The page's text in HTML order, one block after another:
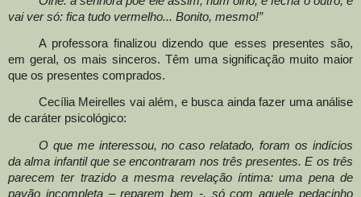
vai ver só: fica tudo vermelho... Bonito, mesmo!”
A professora finalizou dizendo que esses presentes são,
em geral, os mais sinceros. Têm uma significação muito maior
que os presentes comprados.
Cecília Meirelles vai além, e busca ainda fazer uma análise
de caráter psicológico:
O que me interessou, no caso relatado, foram os indícios
da alma infantil que se encontraram nos três presentes. E os três
parecem ter trazido a mesma revelação íntima: uma pena de
pavão incompleta – reparem bem -, só com aquele pedacinho